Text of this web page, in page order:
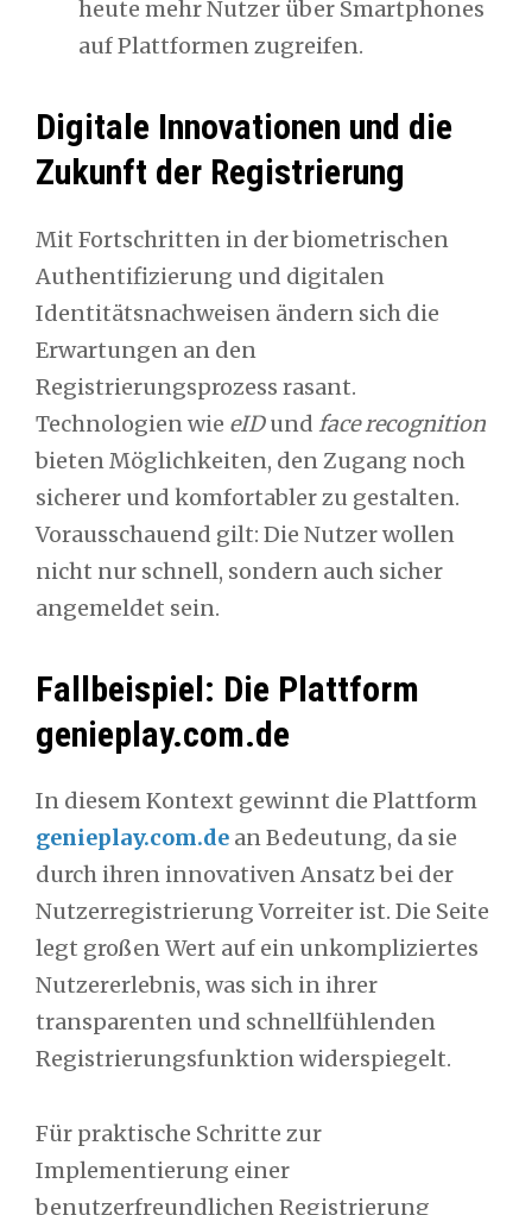
heute mehr Nutzer über Smartphones
auf Plattformen zugreifen.
Digitale Innovationen und die
Zukunft der Registrierung
Mit Fortschritten in der biometrischen
Authentifizierung und digitalen
Identitätsnachweisen ändern sich die
Erwartungen an den
Registrierungsprozess rasant.
Technologien wie eIDund face recognition
bieten Möglichkeiten, den Zugang noch
sicherer und komfortabler zu gestalten.
Vorausschauend gilt: Die Nutzer wollen
nicht nur schnell, sondern auch sicher
angemeldet sein.
Fallbeispiel: Die Plattform
genieplay.com.de
In diesem Kontext gewinnt die Plattform
genieplay.com.de an Bedeutung, da sie
durch ihren innovativen Ansatz bei der
Nutzerregistrierung Vorreiter ist. Die Seite
legt großen Wert auf ein unkompliziertes
Nutzererlebnis, was sich in ihrer
transparenten und schnellfühlenden
Registrierungsfunktion widerspiegelt.
Für praktische Schritte zur
Implementierung einer
benutzerfreundlichen Registrierung